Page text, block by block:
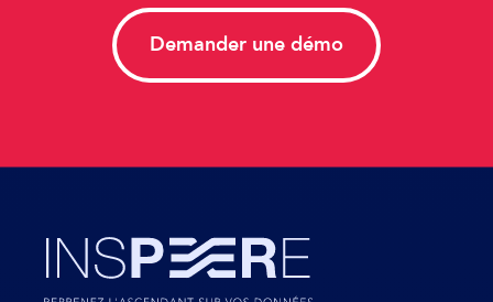
Demander une démo